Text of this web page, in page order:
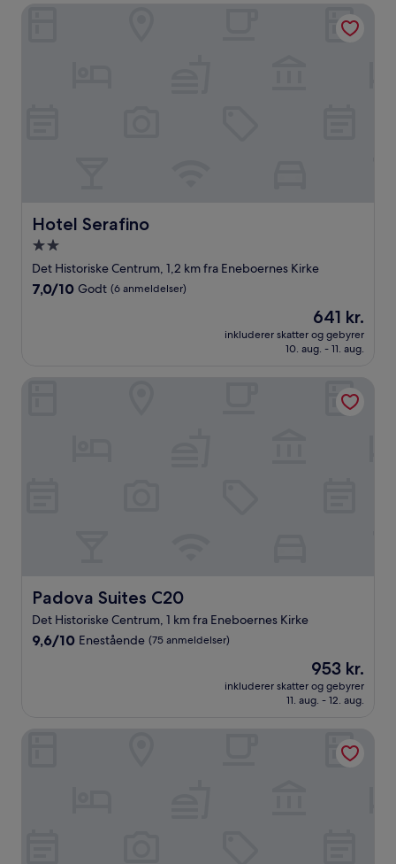
anmeldelser)
Hotel Serafino
Hotel Serafino
2.0-
stjernet
overnatningssted
Det Historiske Centrum, 1,2 km fra Eneboernes Kirke
7.0
anmeldelser)
7,0/10 Godt (6 anmeldelser)
Prisen
er
641 kr.
641 kr.
inkluderer skatter og gebyrer
10. aug. - 11. aug.
Padova Suites C20
Padova Suites C20
Det Historiske Centrum, 1 km fra Eneboernes Kirke
9.6
anmeldelser)
9,6/10 Enestående (75 anmeldelser)
Prisen
er
953 kr.
953 kr.
inkluderer skatter og gebyrer
11. aug. - 12. aug.